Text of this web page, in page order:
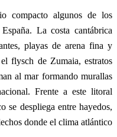
compacto algunos de los
La costa cantábrica
playas de arena fina y
flysch de Zumaia, estratos
al mar formando murallas
Frente a este litoral
se despliega entre hayedos,
donde el clima atlántico